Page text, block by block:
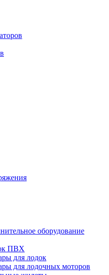
оборудование
ПВХ
для лодок
для лодочных моторов